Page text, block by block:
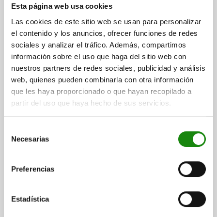
Esta página web usa cookies
Las cookies de este sitio web se usan para personalizar
el contenido y los anuncios, ofrecer funciones de redes
sociales y analizar el tráfico. Además, compartimos
información sobre el uso que haga del sitio web con
nuestros partners de redes sociales, publicidad y análisis
web, quienes pueden combinarla con otra información
que les haya proporcionado o que hayan recopilado a
partir del uso que haya hecho de sus servicios.
Necesarias
Preferencias
Estadística
DIÁMETRO DEL PERNO=5 ROSCA=M10X1
D3=2,4
L1=17 L3=15 CARRERA S=5
SW2=17
F X 30°=1,3
LONGITUD DE CABLE=2000
FUERZA DEL MUELLE INICIAL F1 APROX. N=5
FUERZA DEL MUELLE FINAL F2 APROX. N=12
Referencia:03090-20-021051
$2,602.45
más gastos de envío
DETALLES